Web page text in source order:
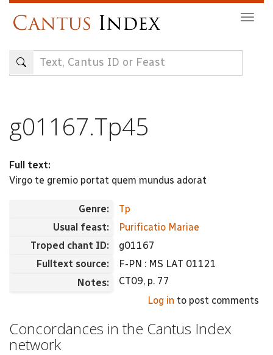
content
g01167.Tp45
Full text:
Virgo te gremio portat quem mundus adorat
Genre:
Tp
Usual feast:
Purificatio Mariae
Troped chant ID:
g01167
Fulltext source:
F-PN : MS LAT 01121
Notes:
CT09, p. 77
Log in to post comments
Concordances in the Cantus Index
network